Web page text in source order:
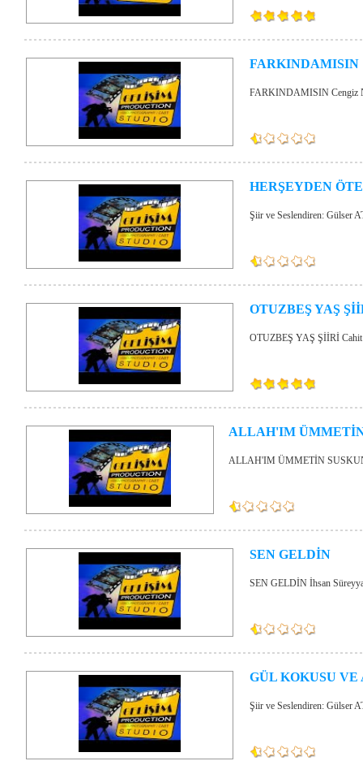
FARKINDAMISIN
FARKINDAMISIN Cengiz
HERŞEYDEN
Şiir ve Seslendiren: Gülser
OTUZBEŞ YAŞ
OTUZBEŞ YAŞ ŞİİRİ Cahit
ALLAH'IM
ALLAH'IM ÜMMETİN
SEN GELDİN
SEN GELDİN İhsan
GÜL KOKUSU VE
Şiir ve Seslendiren: Gülser